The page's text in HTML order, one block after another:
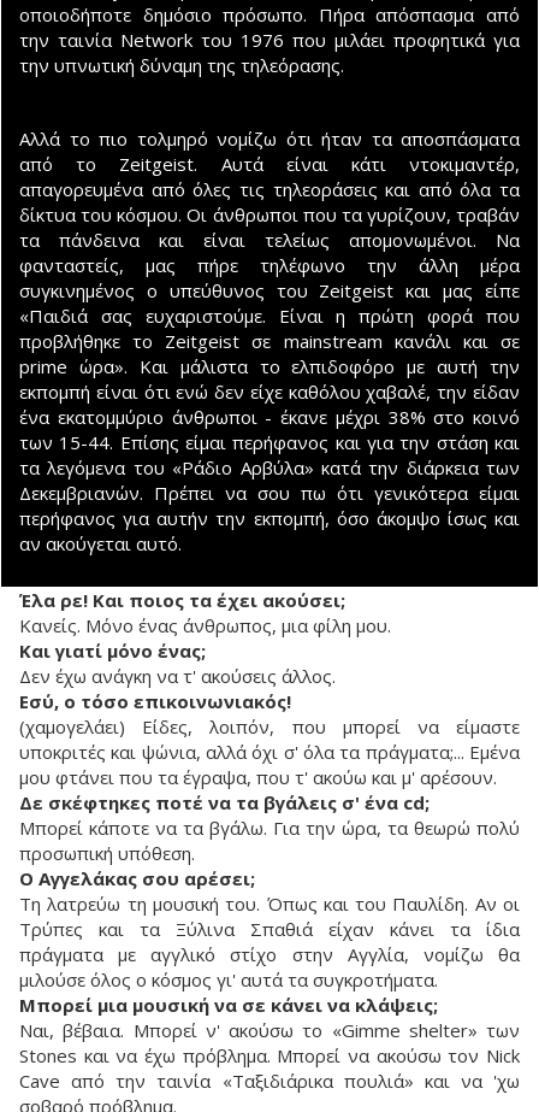
οποιοδήποτε δημόσιο πρόσωπο. Πήρα απόσπασμα από
την ταινία Network του 1976 που μιλάει προφητικά για
την υπνωτική δύναμη της τηλεόρασης.
Αλλά το πιο τολμηρό νομίζω ότι ήταν τα αποσπάσματα
από το Zeitgeist. Αυτά είναι κάτι ντοκιμαντέρ,
απαγορευμένα από όλες τις τηλεοράσεις και από όλα τα
δίκτυα του κόσμου. Οι άνθρωποι που τα γυρίζουν, τραβάν
τα πάνδεινα και είναι τελείως απομονωμένοι. Να
φανταστείς, μας πήρε τηλέφωνο την άλλη μέρα
συγκινημένος ο υπεύθυνος του Zeitgeist και μας είπε
«Παιδιά σας ευχαριστούμε. Είναι η πρώτη φορά που
προβλήθηκε το Zeitgeist σε mainstream κανάλι και σε
prime ώρα». Και μάλιστα το ελπιδοφόρο με αυτή την
εκπομπή είναι ότι ενώ δεν είχε καθόλου χαβαλέ, την είδαν
ένα εκατομμύριο άνθρωποι - έκανε μέχρι 38% στο κοινό
των 15-44. Επίσης είμαι περήφανος και για την στάση και
τα λεγόμενα του «Ράδιο Αρβύλα» κατά την διάρκεια των
Δεκεμβριανών. Πρέπει να σου πω ότι γενικότερα είμαι
περήφανος για αυτήν την εκπομπή, όσο άκομψο ίσως και
αν ακούγεται αυτό.
Έλα ρε! Και ποιος τα έχει ακούσει;
Κανείς. Μόνο ένας άνθρωπος, μια φίλη μου.
Και γιατί μόνο ένας;
Δεν έχω ανάγκη να τ' ακούσεις άλλος.
Εσύ, ο τόσο επικοινωνιακός!
(χαμογελάει) Είδες, λοιπόν, που μπορεί να είμαστε
υποκριτές και ψώνια, αλλά όχι σ' όλα τα πράγματα;... Εμένα
μου φτάνει που τα έγραψα, που τ' ακούω και μ' αρέσουν.
Δε σκέφτηκες ποτέ να τα βγάλεις σ' ένα cd;
Μπορεί κάποτε να τα βγάλω. Για την ώρα, τα θεωρώ πολύ
προσωπική υπόθεση.
Ο Αγγελάκας σου αρέσει;
Τη λατρεύω τη μουσική του. Όπως και του Παυλίδη. Αν οι
Τρύπες και τα Ξύλινα Σπαθιά είχαν κάνει τα ίδια
πράγματα με αγγλικό στίχο στην Αγγλία, νομίζω θα
μιλούσε όλος ο κόσμος γι' αυτά τα συγκροτήματα.
Μπορεί μια μουσική να σε κάνει να κλάψεις;
Ναι, βέβαια. Μπορεί ν' ακούσω το «Gimme shelter» των
Stones και να έχω πρόβλημα. Μπορεί να ακούσω τον Nick
Cave από την ταινία «Ταξιδιάρικα πουλιά» και να 'χω
σοβαρό πρόβλημα.